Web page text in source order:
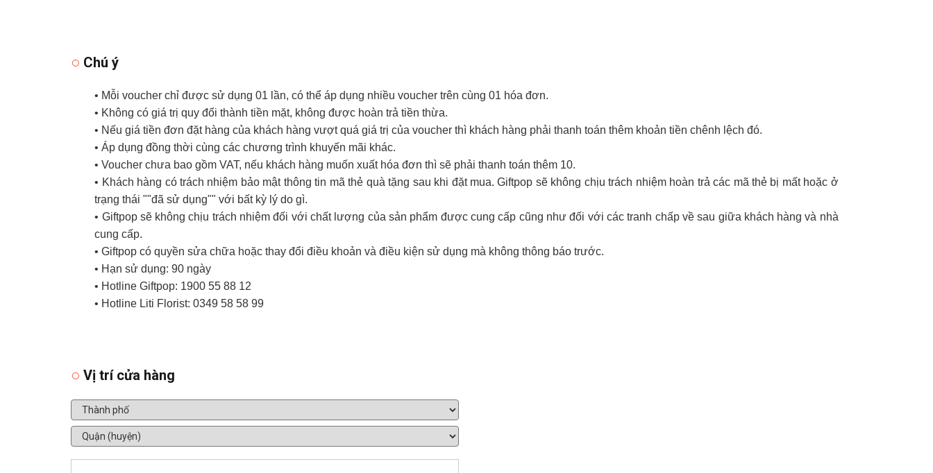
Chú ý
• Mỗi voucher chỉ được sử dụng 01 lần, có thể áp dụng nhiều voucher trên cùng 01 hóa đơn.
• Không có giá trị quy đổi thành tiền mặt, không được hoàn trả tiền thừa.
• Nếu giá tiền đơn đặt hàng của khách hàng vượt quá giá trị của voucher thì khách hàng phải thanh toán thêm khoản tiền chênh lệch đó.
• Áp dụng đồng thời cùng các chương trình khuyến mãi khác.
• Voucher chưa bao gồm VAT, nếu khách hàng muốn xuất hóa đơn thì sẽ phải thanh toán thêm 10.
• Khách hàng có trách nhiệm bảo mật thông tin mã thẻ quà tặng sau khi đặt mua. Giftpop sẽ không chịu trách nhiệm hoàn trả các mã thẻ bị mất hoặc ở
trạng thái ""đã sử dụng"" với bất kỳ lý do gì.
• Giftpop sẽ không chịu trách nhiệm đối với chất lượng của sản phẩm được cung cấp cũng như đối với các tranh chấp về sau giữa khách hàng và nhà
cung cấp.
• Giftpop có quyền sửa chữa hoặc thay đổi điều khoản và điều kiện sử dụng mà không thông báo trước.
• Hạn sử dụng: 90 ngày
• Hotline Giftpop: 1900 55 88 12
• Hotline Liti Florist: 0349 58 58 99
Vị trí cửa hàng